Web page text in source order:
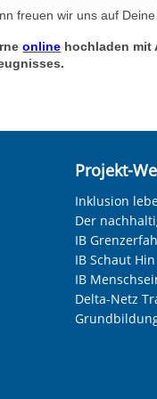
erstreckt sich nicht
und somit
und daher
freuen wir uns auf
online hochladen mit
Projekt-
Inklusion
Der
IB
IB Schaut Hin
IB
Delta-Netz